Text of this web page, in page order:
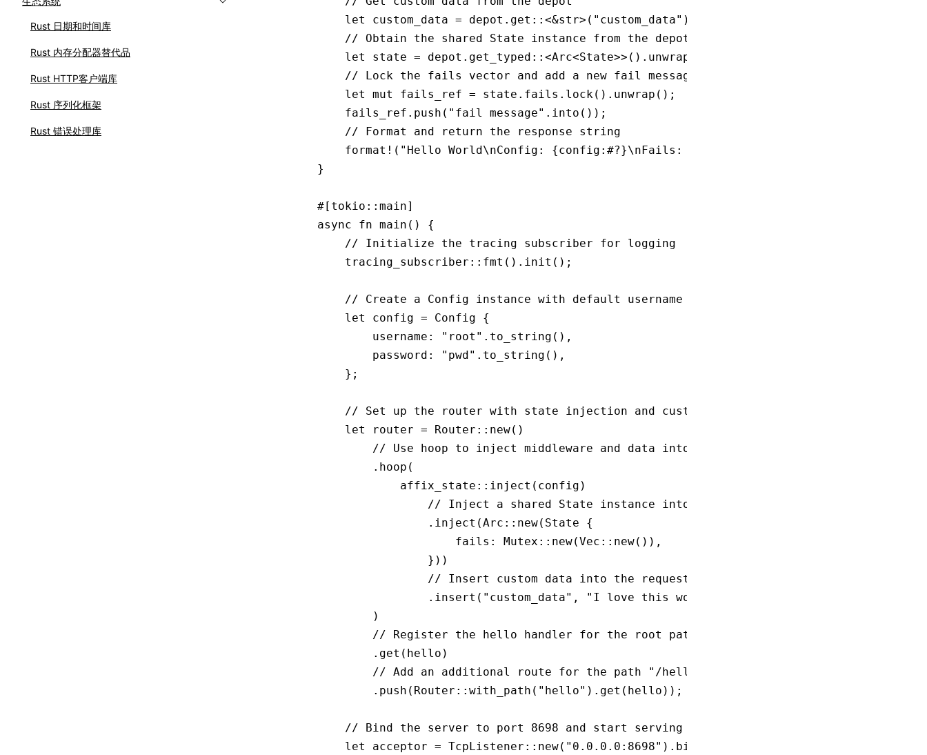
Rust 日期和时间库
Rust 内存分配器替代品
Rust HTTP客户端库
Rust 序列化框架
Rust 错误处理库
    let
custom_data = depot . get :: <&str>( "custom_data" )
    // Obtain the shared State instance from the depot
    let
state = depot . get_typed :: <Arc<State>>() . unwrap
    // Lock the fails vector and add a new fail message
    let
mut fails_ref = state . fails . lock() . unwrap ();
    fails_ref
. push ( "fail message" . into ());
    // Format and return the response string
    format!
( "Hello World\nConfig: {config:#?}\nFails: {fails_ref:#?}\nCustom Data:
}
#[tokio :: main]
async fn main () {
    // Initialize the tracing subscriber for logging
    tracing_subscriber
:: fmt () . init ();
    // Create a Config instance with default username and password
    let
config = Config {
        username
: "root" . to_string (),
        password
: "pwd" . to_string (),
    };
    // Set up the router with state injection and custom data
    let
router = Router :: new()
        // Use hoop to inject middleware and data into the request context
        .
hoop (
            affix_state
:: inject (config)
                // Inject a shared State instance into the request context
                .
inject (Arc :: new( State {
                    fails
: Mutex :: new(Vec :: new()),
                }))
                // Insert custom data into the request context
                .
insert ( "custom_data" , "I love this world!"
        )
        // Register the hello handler for the root path
        .
get (hello)
        // Add an additional route for the path "/hello" with the same handler
        .
push (Router :: with_path ( "hello" ) . get (hello));
    // Bind the server to port 8698 and start serving
    let
acceptor = TcpListener :: new( "0.0.0.0:8698" ) . bind